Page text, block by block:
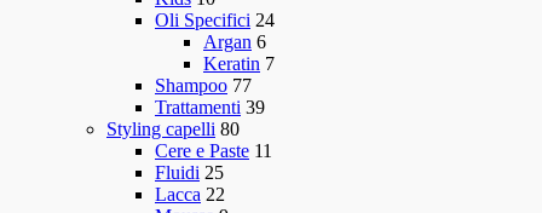
Oli Specifici 24
Argan 6
Keratin 7
Shampoo 77
Trattamenti 39
Styling capelli 80
Cere e Paste 11
Fluidi 25
Lacca 22